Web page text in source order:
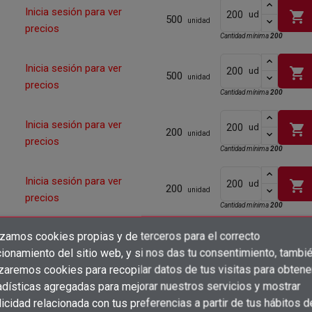
Añadir a la lista de deseos×
Crear lista de deseos ×
Nombre de la lista de deseos
Iniciar sesión ×
Debe iniciar sesión para guardar productos en su lista de deseos.
cookies propias y de terceros para el correcto
del sitio web, y si nos das tu consentimiento,
cookies para recopilar datos de tus visitas para
agregadas para mejorar nuestros servicios y mostrar
relacionada con tus preferencias a partir de tus hábitos
Inicia sesión para ver
precios
500 unidad
ud shopping_cart
Cantidad mínima200
Inicia sesión para ver
precios
500 unidad
ud shopping_cart
Cantidad mínima200
Inicia sesión para ver
precios
200 unidad
ud shopping_cart
Cantidad mínima200
Inicia sesión para ver
precios
200 unidad
ud shopping_cart
Cantidad mínima200
Inicia sesión para ver
precios
200 ud
Inicia sesión para ver
200 unidad shopping_cart